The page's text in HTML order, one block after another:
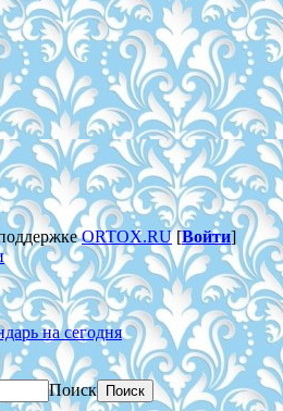
ORTOX.RU[Войти]
на сегодня
Поиск